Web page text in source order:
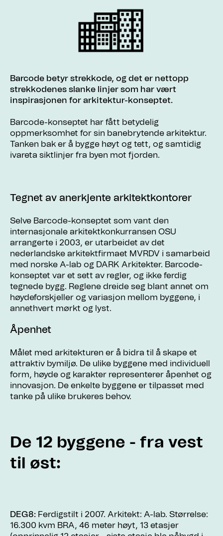
Barcode betyr strekkode, og det er nettopp
strekkodenes slanke linjer som har vært
inspirasjonen for arkitektur-konseptet.
Barcode-konseptet har fått betydelig
oppmerksomhet for sin banebrytende arkitektur.
Tanken bak er å bygge høyt og tett, og samtidig
ivareta siktlinjer fra byen mot fjorden.
Tegnet av anerkjente arkitektkontorer
Selve Barcode-konseptet som vant den
internasjonale arkitektkonkurransen OSU
arrangerte i 2003, er utarbeidet av det
nederlandske arkitektfirmaet MVRDV i samarbeid
med norske A-lab og DARK Arkitekter. Barcode-
konseptet var et sett av regler, og ikke ferdig
tegnede bygg. Reglene dreide seg blant annet om
høydeforskjeller og variasjon mellom byggene, i
annethvert mørkt og lyst.
Åpenhet
Målet med arkitekturen er å bidra til å skape et
attraktiv bymiljø. De ulike byggene med individuell
form, høyde og karakter representerer åpenhet og
innovasjon. De enkelte byggene er tilpasset med
tanke på ulike brukeres behov.
De 12 byggene - fra vest
til øst:
DEG8: Ferdigstilt i 2007. Arkitekt: A-lab. Størrelse:
16.300 kvm BRA, 46 meter høyt, 13 etasjer